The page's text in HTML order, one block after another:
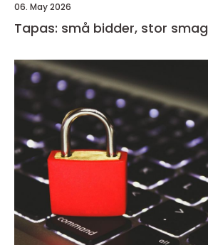
06. May 2026
Tapas: små bidder, stor smag